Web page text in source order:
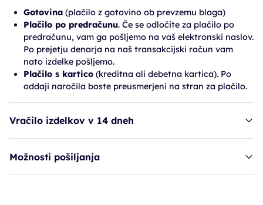
Gotovina (plačilo z gotovino ob prevzemu blaga)
Plačilo po predračunu. Če se odločite za plačilo po
predračunu, vam ga pošljemo na vaš elektronski naslov.
Po prejetju denarja na naš transakcijski račun vam
nato izdelke pošljemo.
Plačilo s kartico (kreditna ali debetna kartica). Po
oddaji naročila boste preusmerjeni na stran za plačilo.
Vračilo izdelkov v 14 dneh
Možnosti pošiljanja